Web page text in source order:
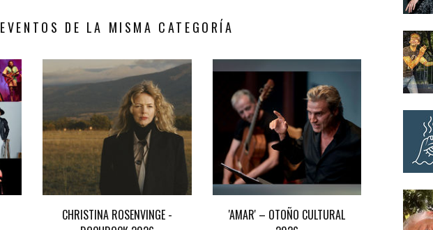
EVENTOS DE LA MISMA CATEGORÍA
CHRISTINA ROSENVINGE -
'AMAR' – OTOÑO CULTURAL